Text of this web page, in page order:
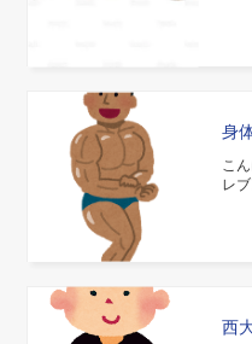
じ
鍼
身
こ
レ
む
ヘ
西